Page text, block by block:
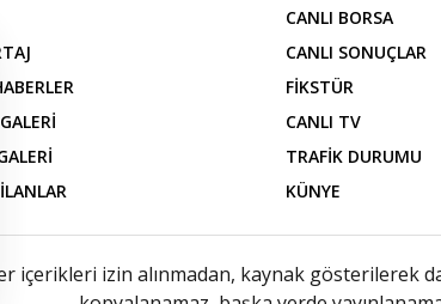
CANLI BORSA
CANLI SONUÇLAR
FİKSTÜR
CANLI TV
TRAFİK DURUMU
KÜNYE
içerikleri izin alınmadan, kaynak gösterilerek